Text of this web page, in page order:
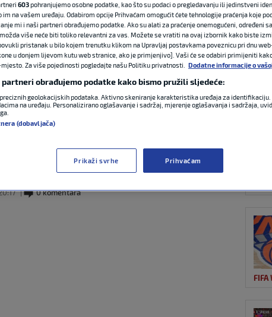
iz Toronta: ‘Evo
protiv Modrića
0 komentara
FIFA
603pohranjujemo osobne podatke, kao što su podaci o pregledavanju ili jedinstveni
im na vašem uređaju. Odabirom opcije Prihvaćam omogućit ćete tehnologije praćenja koje
mi i naši partneri obrađujemo podatke. Ako su alati za praćenje onemogućeni, određeni
više neće biti toliko relevantni za vas. Možete se vratiti na ovaj izbornik kako biste
pristanak u bilo kojem trenutku klikom na Upravljaj postavkama poveznicu pri dnu
u donjem lijevom kutu web stranice, ako je primjenjivo]. Vaši će se odabiri primijeniti
Za više pojedinosti pogledajte našu Politiku privatnosti.
Dodatne informacije o
partneri obrađujemo podatke kako bismo pružili sljedeće:
geolokacijskih podataka. Aktivno skeniranje karakteristika uređaja za
na uređaju. Personalizirano oglašavanje i sadržaj, mjerenje oglašavanja i sadržaja,
(dobavljača)
Prikaži svrhe Prihvaćam